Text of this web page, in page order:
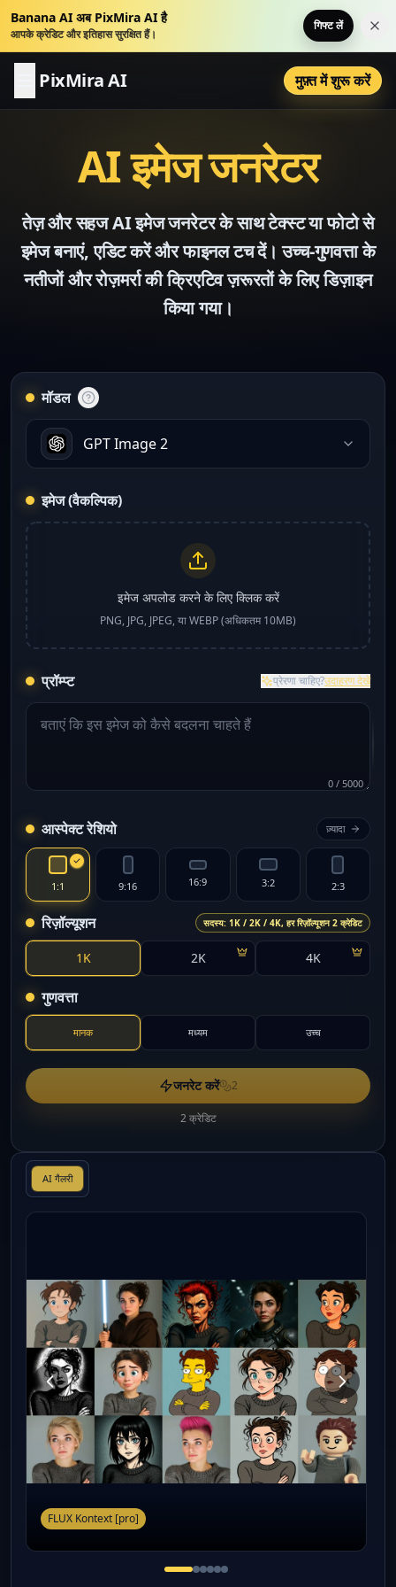
Banana AI अब PixMira AI है
आपके क्रेडिट और इतिहास सुरक्षित हैं।
गिफ्ट लें इस
PixMira AI मुफ़्त में शुरू करें
AI इमेज जनरेटर
तेज़ और सहज AI इमेज जनरेटर के साथ टेक्स्ट या फोटो से
इमेज बनाएं, एडिट करें और फाइनल टच दें। उच्च-गुणवत्ता के
नतीजों और रोज़मर्रा की क्रिएटिव ज़रूरतों के लिए डिज़ाइन
किया गया।
मॉडल
GPT Image 2
इमेज (वैकल्पिक)
इमेज अपलोड करने के लिए क्लिक करें
PNG, JPG, JPEG, या WEBP (अधिकतम 10MB)
प्रॉम्प्ट प्रेरणा चाहिए?उदाहरण देखें
0 / 5000
आस्पेक्ट रेशियो ज़्यादा
1:1 9:16 16:9 3:2 2:3
रिज़ॉल्यूशन सदस्य: 1K / 2K / 4K, हर रिज़ॉल्यूशन 2 क्रेडिट
1K 2K 4K
गुणवत्ता
मानक मध्यम उच्च
जनरेट करें 2
2 क्रेडिट
AI गैलरी
FLUX Kontext [pro]